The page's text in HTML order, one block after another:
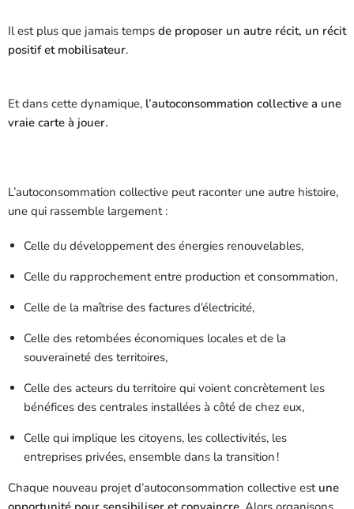
Il est plus que jamais temps de proposer un autre récit, un récit
positif et mobilisateur.
Et dans cette dynamique, l’autoconsommation collective a une
vraie carte à jouer.
L’autoconsommation collective peut raconter une autre histoire,
une qui rassemble largement :
Celle du développement des énergies renouvelables,
Celle du rapprochement entre production et consommation,
Celle de la maîtrise des factures d’électricité,
Celle des retombées économiques locales et de la
souveraineté des territoires,
Celle des acteurs du territoire qui voient concrètement les
bénéfices des centrales installées à côté de chez eux,
Celle qui implique les citoyens, les collectivités, les
entreprises privées, ensemble dans la transition !
Chaque nouveau projet d’autoconsommation collective est une